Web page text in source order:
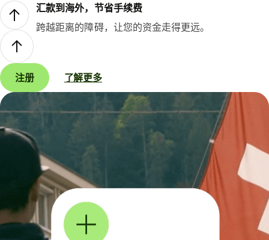
汇款到海外，节省手续费
跨越距离的障碍，让您的资金走得更远。
注册 了解更多